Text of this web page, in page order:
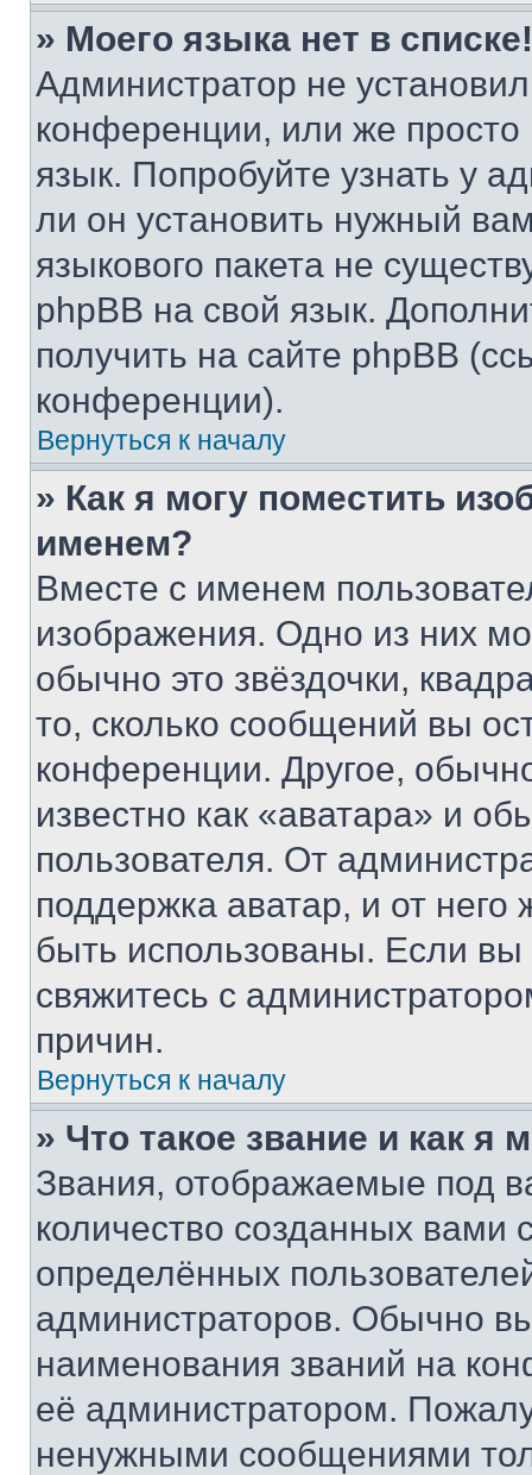
» Моего языка нет в списке!
Администратор не
конференции, или же
язык. Попробуйте узнать у
ли он установить нужный
языкового пакета не
phpBB на свой язык.
получить на сайте phpBB
конференции).
Вернуться к началу
» Как я могу поместить
именем?
Вместе с именем
изображения. Одно из них
обычно это звёздочки,
то, сколько сообщений вы
конференции. Другое,
известно как «аватара» и
пользователя. От
поддержка аватар, и от него
быть использованы. Если
свяжитесь с
причин.
Вернуться к началу
» Что такое звание и как я
Звания, отображаемые под
количество созданных
определённых
администраторов. Обычно
наименования званий на
её администратором.
ненужными сообщениями